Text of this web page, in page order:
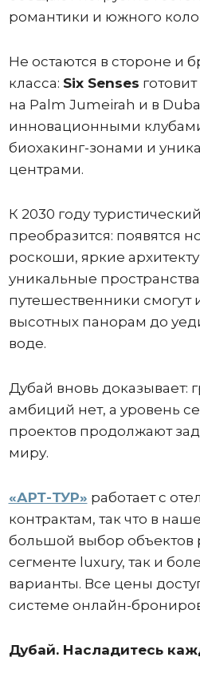
романтики и южного
Не остаются в стороне и
класса: Six Senses
на Palm Jumeirah и в
инновационными
биохакинг-зонами и
центрами.
К 2030 году
преобразится: появятся
роскоши, яркие
уникальные
путешественники смогут
высотных панорам до
воде.
Дубай вновь доказывает:
амбиций нет, а уровень
проектов продолжают
миру.
«АРТ-ТУР» работает с
контрактам, так что в
большой выбор объектов
сегменте luxury, так и
варианты. Все цены
системе онлайн-
Дубай. Насладитесь